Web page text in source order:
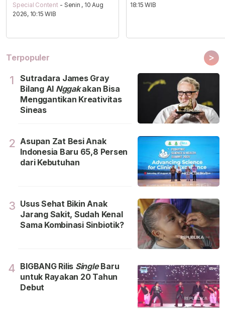
Special Content - Senin , 10 Aug
2026, 10:15 WIB
18:15 WIB
Terpopuler >
1
Sutradara James Gray
Bilang Al Nggakakan Bisa
Menggantikan Kreativitas
Sineas
2 Asupan Zat Besi Anak
Indonesia Baru 65,8 Persen
dari Kebutuhan
3 Usus Sehat Bikin Anak
Jarang Sakit, Sudah Kenal
Sama Kombinasi Sinbiotik?
4 BIGBANG Rilis SingleBaru
untuk Rayakan 20 Tahun
Debut